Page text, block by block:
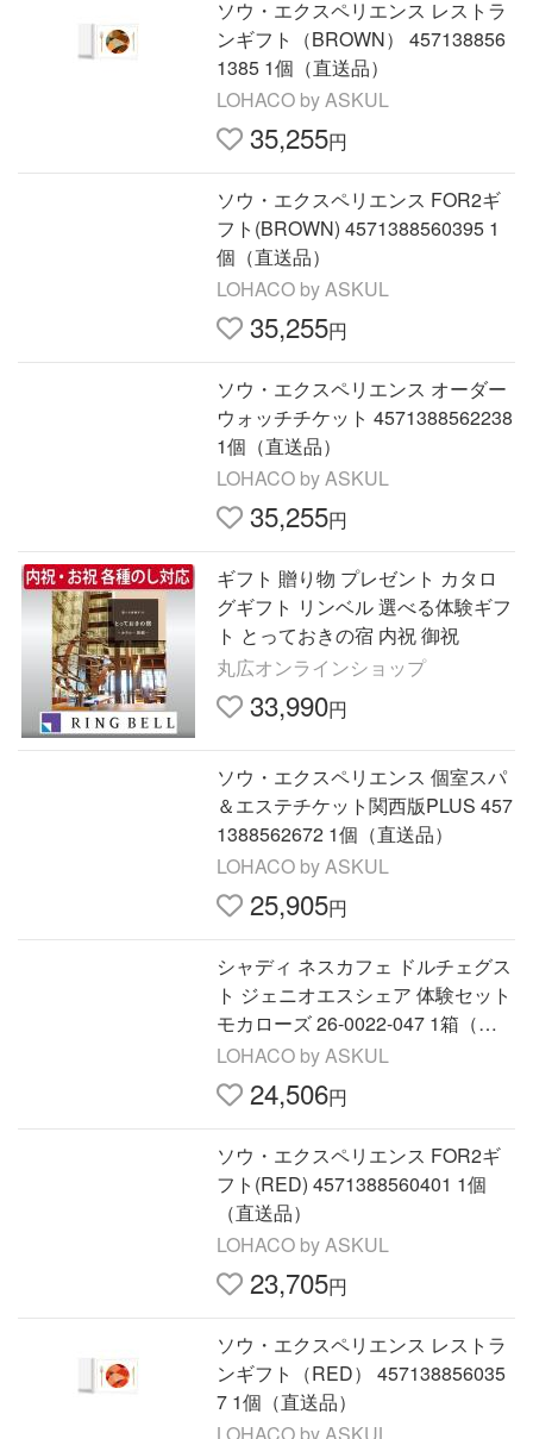
ソウ・エクスペリエンス レストラ
ンギフト（BROWN） 457138856
1385 1個（直送品）
LOHACO by ASKUL
35,255円
ソウ・エクスペリエンス FOR2ギ
フト(BROWN) 4571388560395 1
個（直送品）
LOHACO by ASKUL
35,255円
ソウ・エクスペリエンス オーダー
ウォッチチケット 4571388562238
1個（直送品）
LOHACO by ASKUL
35,255円
ギフト 贈り物 プレゼント カタロ
グギフト リンベル 選べる体験ギフ
ト とっておきの宿 内祝 御祝
丸広オンラインショップ
33,990円
ソウ・エクスペリエンス 個室スパ
＆エステチケット関西版PLUS 457
1388562672 1個（直送品）
LOHACO by ASKUL
25,905円
シャディ ネスカフェ ドルチェグス
ト ジェニオエスシェア 体験セット
モカローズ 26-0022-047 1箱（直
送品）
LOHACO by ASKUL
24,506円
ソウ・エクスペリエンス FOR2ギ
フト(RED) 4571388560401 1個
（直送品）
LOHACO by ASKUL
23,705円
ソウ・エクスペリエンス レストラ
ンギフト（RED） 457138856035
7 1個（直送品）